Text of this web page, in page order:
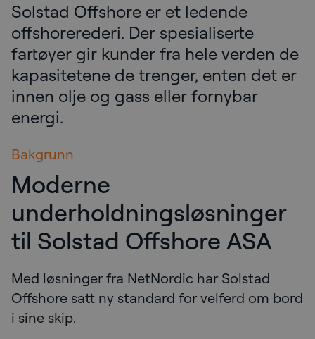
Solstad Offshore er et ledende
offshorerederi. Der spesialiserte
fartøyer gir kunder fra hele verden de
kapasitetene de trenger, enten det er
innen olje og gass eller fornybar
energi.
Bakgrunn
Moderne
underholdningsløsninger
til Solstad Offshore ASA
Med løsninger fra NetNordic har Solstad
Offshore satt ny standard for velferd om bord
i sine skip.